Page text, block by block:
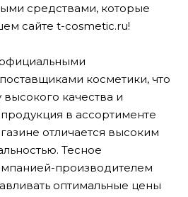
средствами, которые
сайте t-cosmetic.ru!
косметики, что
высокого качества и
в ассортименте
отличается высоким
Тесное
производителем
оптимальные цены